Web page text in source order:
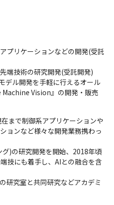
プリケーションなどの開発(受託
端技術の研究開発(受託開発)
デル開発を手軽に行えるオール
Vision』の開発・販売
まで制御系アプリケーションや
ョンなど様々な開発業務携わっ
)の研究開発を開始、2018年頃
技にも着手し、AIとの融合を含
研究室と共同研究などアカデミ